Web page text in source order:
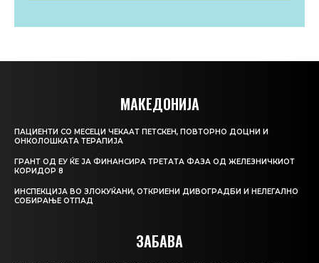
МАКЕДОНИЈА
ПАЦИЕНТИ СО МЕСЕЦИ ЧЕКААТ ПЕТСКЕН, ПОВТОРНО ДОЦНИ И
ОНКОЛОШКАТА ТЕРАПИЈА
ГРАНТ ОД ЕУ ЌЕ ЈА ФИНАНСИРА ТРЕТАТА ФАЗА ОД ЖЕЛЕЗНИЧКИОТ
КОРИДОР 8
ИНСПЕКЦИЈА ВО ЗЛОКУЌАНИ, ОТКРИЕНИ ДИВОГРАДБИ И НЕЛЕГАЛНО
СОБИРАЊЕ ОТПАД
ЗАБАВА